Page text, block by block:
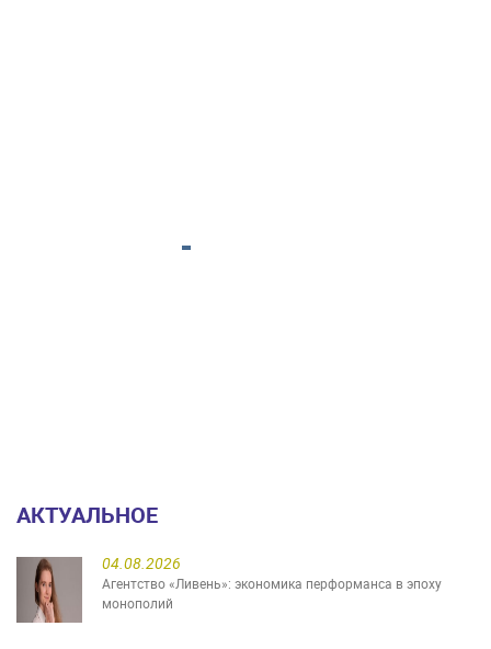
АКТУАЛЬНОЕ
04.08.2026
Агентство «Ливень»: экономика перформанса в эпоху
монополий